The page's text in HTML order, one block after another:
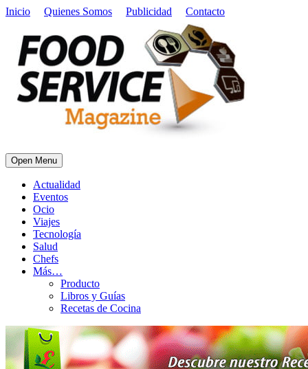
Inicio Quienes Somos Publicidad Contacto
Open Menu
Actualidad
Eventos
Ocio
Viajes
Tecnología
Salud
Chefs
Más…
Producto
Libros y Guías
Recetas de Cocina